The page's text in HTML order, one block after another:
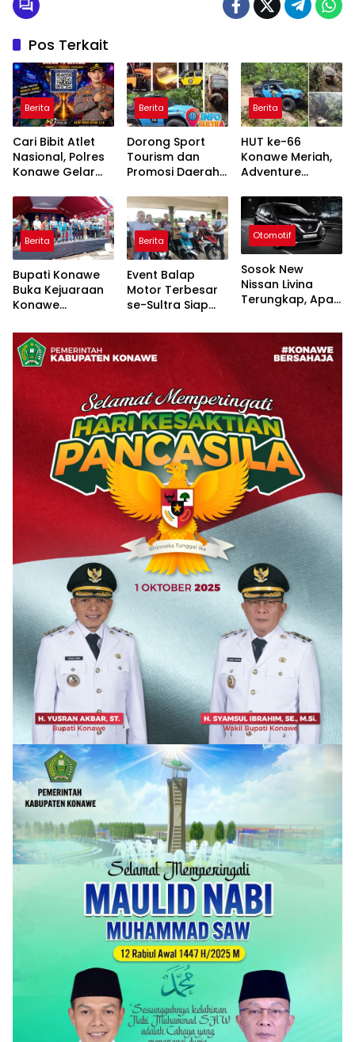
Pos Terkait
Berita
Cari Bibit Atlet
Nasional, Polres
Konawe Gelar
Legends Kapolri
Cup 2026
Berita
Dorong Sport
Tourism dan
Promosi Daerah,
Buka Adventure
Bersahaja 2026
Berita
HUT ke-66
Konawe Meriah,
Adventure
Bersahaja Sedot
Antusias Peserta
Berita
Bupati Konawe
Buka Kejuaraan
Konawe
Tahun 2025
Berita
Event Balap
Motor Terbesar
se-Sultra Siap
Cup Race 2025
H-2
Otomotif
Sosok New
Nissan Livina
Terungkap, Apa